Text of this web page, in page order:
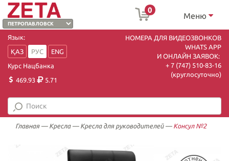
0
Меню
Язык:
ҚАЗ
РУС
ENG
Курс Нацбанка
469.93
5.71
НОМЕРА ДЛЯ ВИДЕОЗВОНКОВ
WHATS APP
И ОНЛАЙН ЗАЯВОК:
+ 7 (747) 510-83-16
(круглосуточно)
Главная— Кресла— Кресла для руководителей— Консул №2